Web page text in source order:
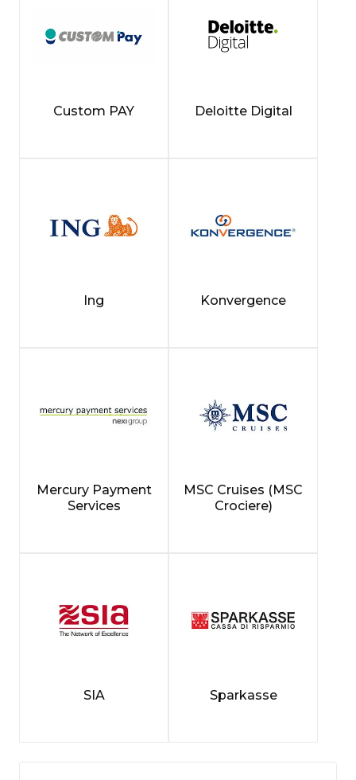
Custom PAY Deloitte Digital
Ing Konvergence
Mercury Payment
Services
MSC Cruises (MSC
Crociere)
SIA Sparkasse